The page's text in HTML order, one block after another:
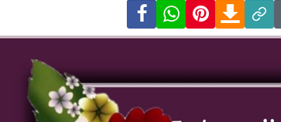
FacebookWhatsAppPinterest
Link